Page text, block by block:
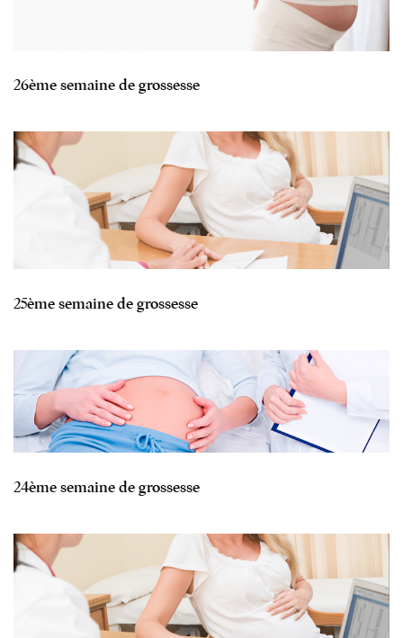
26ème semaine de grossesse
25ème semaine de grossesse
24ème semaine de grossesse